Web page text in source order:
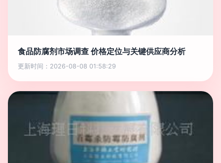
食品防腐剂市场调查 价格定位与关键供应商分析
更新时间：2026-08-08 01:58:29